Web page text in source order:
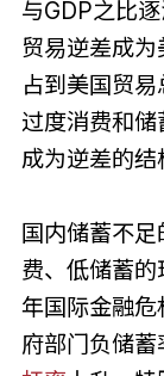
与GDP之比
贸易逆差成
占到美国贸
过度消费和
成为逆差的结
国内储蓄不
费、低储蓄
年国际金融
府部门负储